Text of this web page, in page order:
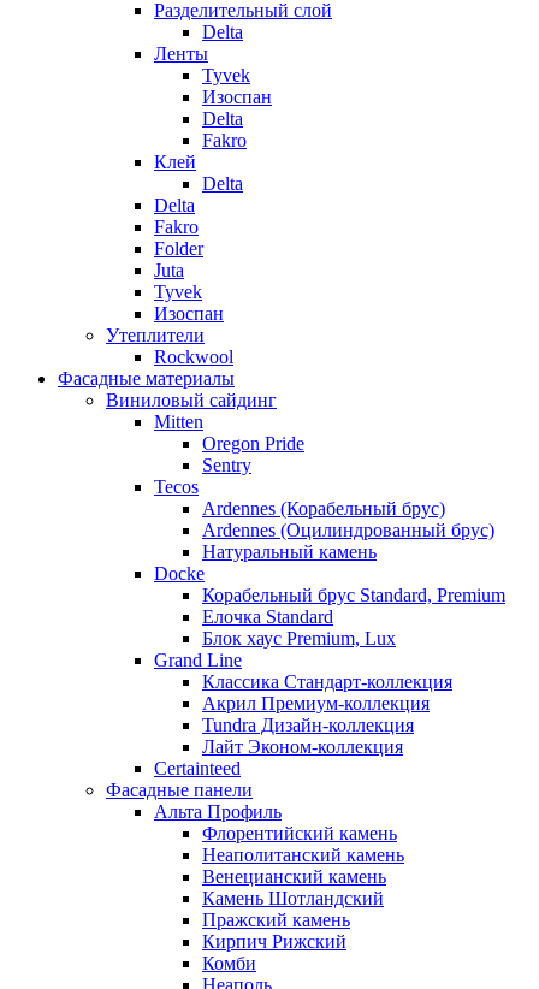
Разделительный слой
Delta
Ленты
Tyvek
Изоспан
Delta
Fakro
Клей
Delta
Delta
Fakro
Folder
Juta
Tyvek
Изоспан
Утеплители
Rockwool
Фасадные материалы
Виниловый сайдинг
Mitten
Oregon Pride
Sentry
Tecos
Ardennes (Корабельный брус)
Ardennes (Оцилиндрованный брус)
Натуральный камень
Docke
Корабельный брус Standard, Premium
Елочка Standard
Блок хаус Premium, Lux
Grand Line
Классика Стандарт-коллекция
Акрил Премиум-коллекция
Tundra Дизайн-коллекция
Лайт Эконом-коллекция
Certainteed
Фасадные панели
Альта Профиль
Флорентийский камень
Неаполитанский камень
Венецианский камень
Камень Шотландский
Пражский камень
Кирпич Рижский
Комби